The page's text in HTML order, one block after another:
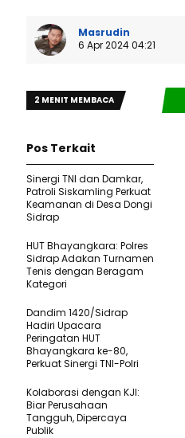
Masrudin
6 Apr 2024 04:21
2 MENIT MEMBACA
Pos Terkait
​Sinergi TNI dan Damkar,
Patroli Siskamling Perkuat
Keamanan di Desa Dongi
Sidrap
HUT Bhayangkara: Polres
Sidrap Adakan Turnamen
Tenis dengan Beragam
Kategori
Dandim 1420/Sidrap
Hadiri Upacara
Peringatan HUT
Bhayangkara ke-80,
Perkuat Sinergi TNI-Polri
Kolaborasi dengan KJI:
Biar Perusahaan
Tangguh, Dipercaya
Publik